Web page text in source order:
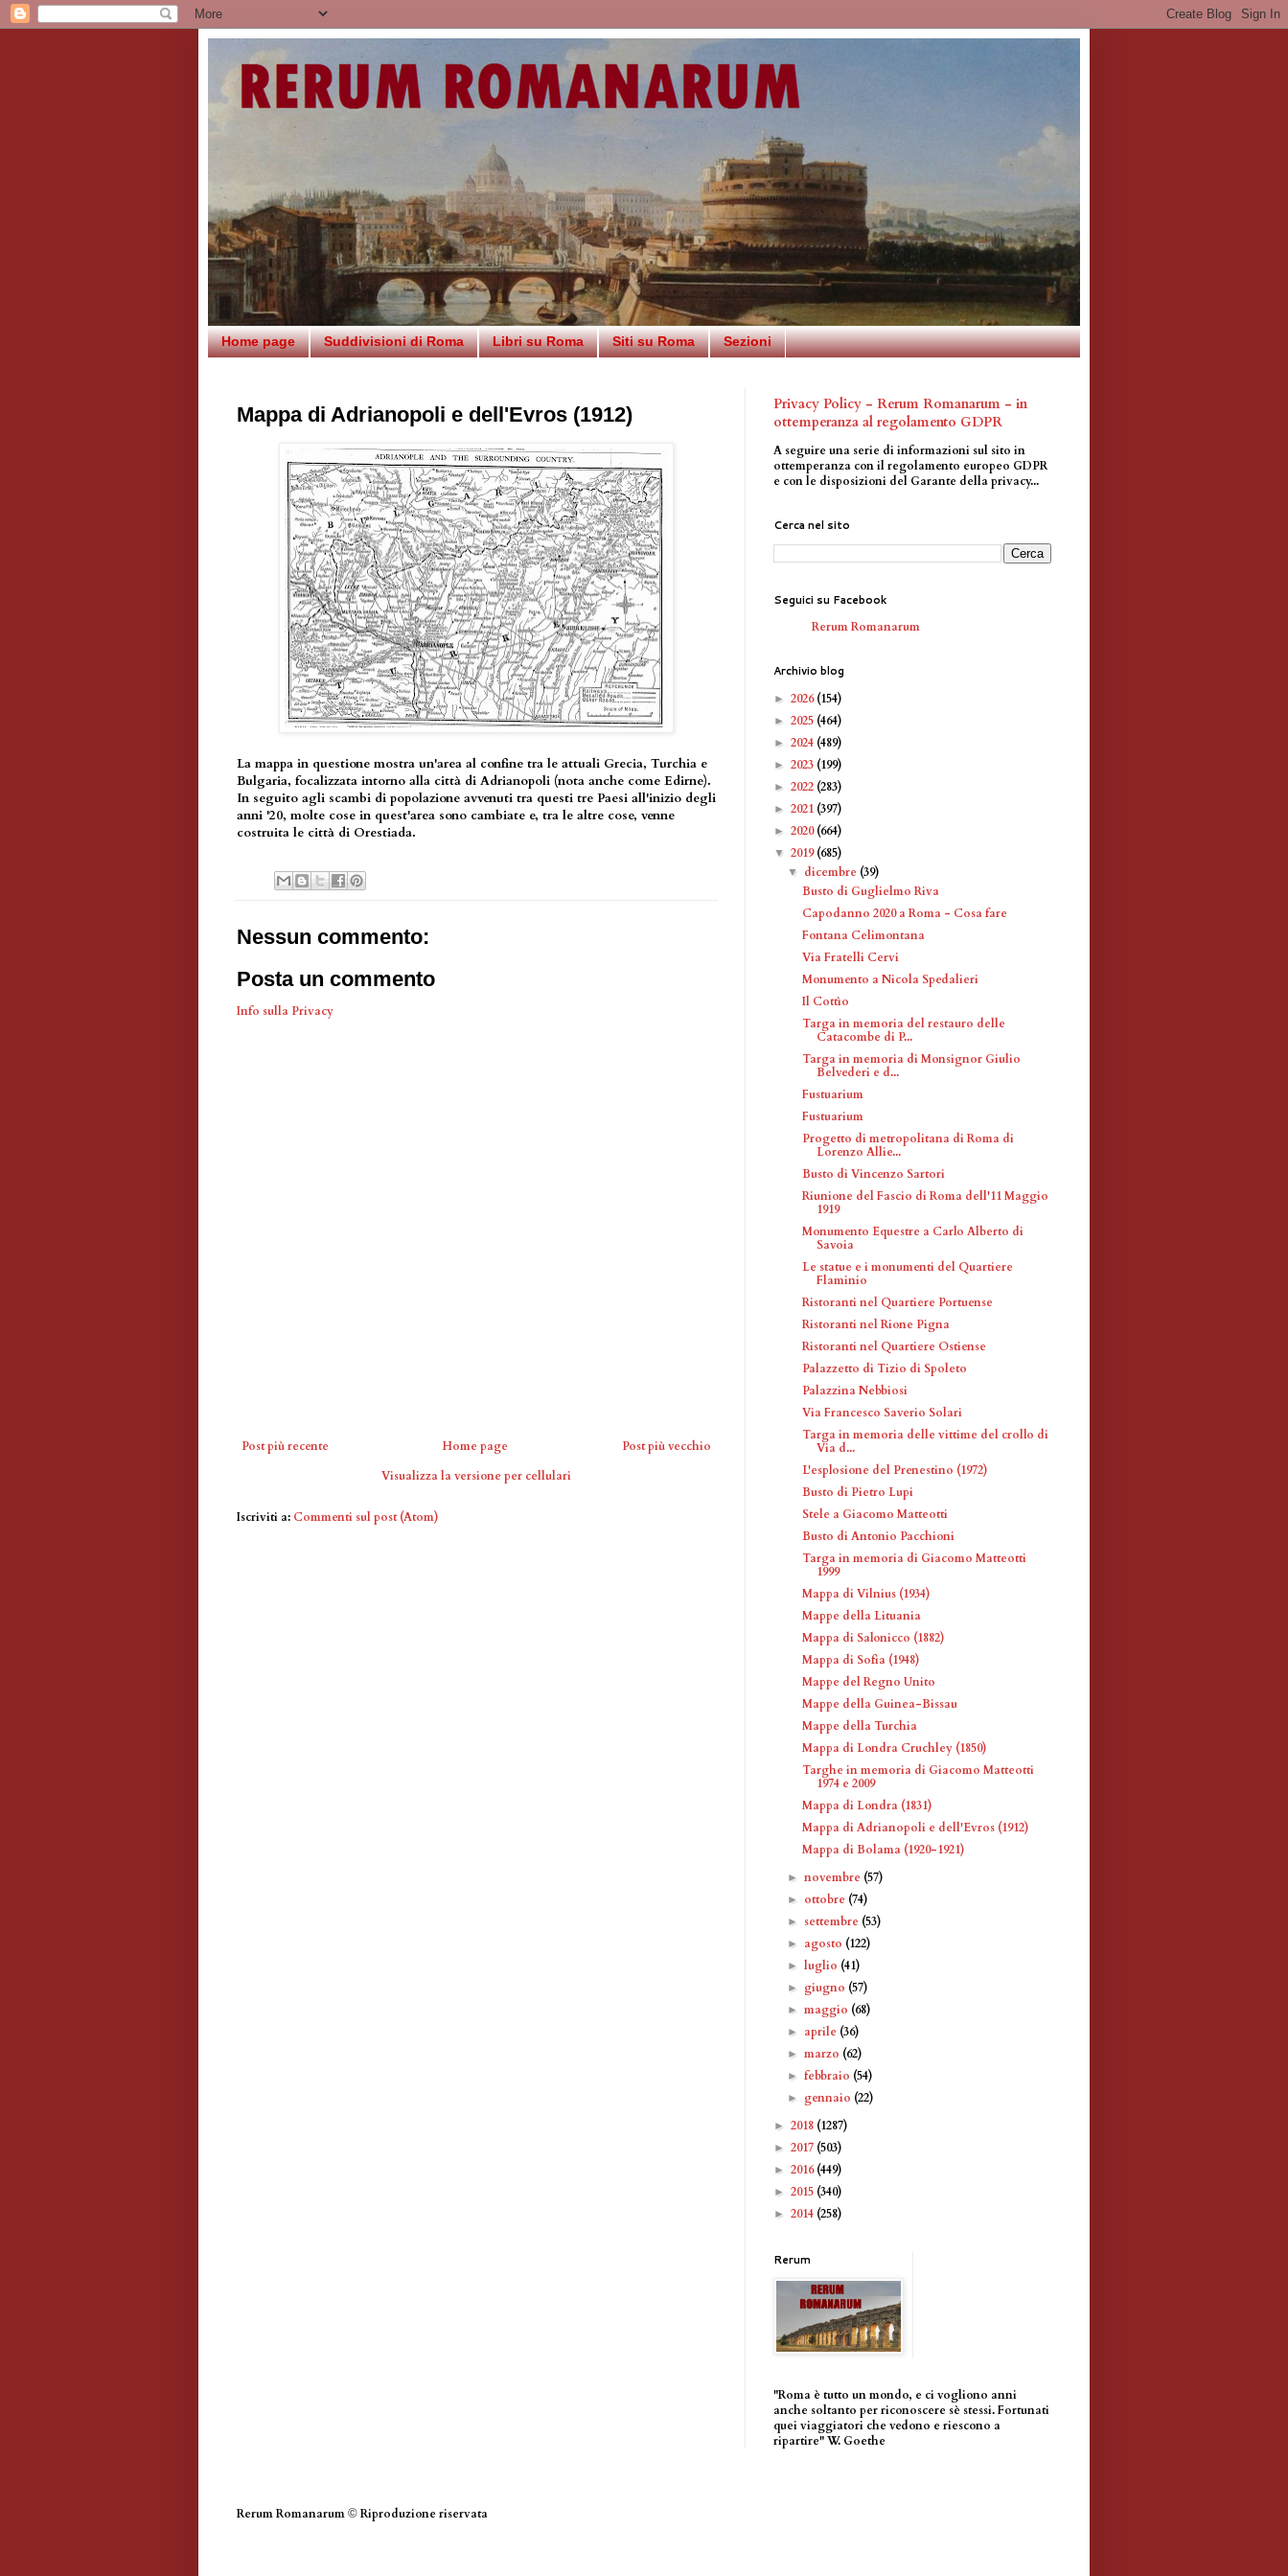
Home page Suddivisioni di Roma Libri su Roma Siti su Roma Sezioni
Mappa di Adrianopoli e dell'Evros (1912)
La mappa in questione mostra un'area al confine tra le attuali Grecia, Turchia e
Bulgaria, focalizzata intorno alla città di Adrianopoli (nota anche come Edirne).
In seguito agli scambi di popolazione avvenuti tra questi tre Paesi all'inizio degli
anni '20, molte cose in quest'area sono cambiate e, tra le altre cose, venne
costruita le città di Orestiada.
Nessun commento:
Posta un commento
Info sulla Privacy
Post più recente Post più vecchio
Home page
Visualizza la versione per cellulari
Iscriviti a: Commenti sul post (Atom)
Privacy Policy - Rerum Romanarum - in
ottemperanza al regolamento GDPR
A seguire una serie di informazioni sul sito in
ottemperanza con il regolamento europeo GDPR
e con le disposizioni del Garante della privacy...
Cerca nel sito
Seguici su Facebook
Rerum Romanarum
Archivio blog
► 2026(154)
► 2025 (464)
► 2024 (489)
► 2023 (199)
► 2022 (283)
► 2021 (397)
► 2020(664)
▼ 2019(685)
▼ dicembre (39)
Busto di Guglielmo Riva
Capodanno 2020 a Roma - Cosa fare
Fontana Celimontana
Via Fratelli Cervi
Monumento a Nicola Spedalieri
Il Cottìo
Targa in memoria del restauro delle
Catacombe di P...
Targa in memoria di Monsignor Giulio
Belvederi e d...
Fustuarium
Fustuarium
Progetto di metropolitana di Roma di
Lorenzo Allie...
Busto di Vincenzo Sartori
Riunione del Fascio di Roma dell'11 Maggio
1919
Monumento Equestre a Carlo Alberto di
Savoia
Le statue e i monumenti del Quartiere
Flaminio
Ristoranti nel Quartiere Portuense
Ristoranti nel Rione Pigna
Ristoranti nel Quartiere Ostiense
Palazzetto di Tizio di Spoleto
Palazzina Nebbiosi
Via Francesco Saverio Solari
Targa in memoria delle vittime del crollo di
Via d...
L'esplosione del Prenestino (1972)
Busto di Pietro Lupi
Stele a Giacomo Matteotti
Busto di Antonio Pacchioni
Targa in memoria di Giacomo Matteotti
1999
Mappa di Vilnius (1934)
Mappe della Lituania
Mappa di Salonicco (1882)
Mappa di Sofia (1948)
Mappe del Regno Unito
Mappe della Guinea-Bissau
Mappe della Turchia
Mappa di Londra Cruchley (1850)
Targhe in memoria di Giacomo Matteotti
1974 e 2009
Mappa di Londra (1831)
Mappa di Adrianopoli e dell'Evros (1912)
Mappa di Bolama (1920-1921)
►novembre (57)
► ottobre (74)
► settembre (53)
► agosto (122)
►luglio (41)
► giugno (57)
►maggio (68)
► aprile (36)
►marzo (62)
►febbraio (54)
► gennaio (22)
► 2018 (1287)
► 2017 (503)
► 2016(449)
► 2015 (340)
► 2014 (258)
Rerum
"Roma è tutto un mondo, e ci vogliono anni
anche soltanto per riconoscere sè stessi. Fortunati
quei viaggiatori che vedono e riescono a
ripartire" W. Goethe
Rerum Romanarum © Riproduzione riservata